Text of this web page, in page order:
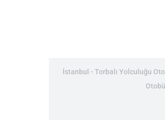
İstanbul - Torbalı Yolculuğu